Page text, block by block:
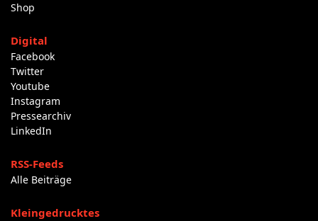
Shop
Digital
Facebook
Twitter
Youtube
Instagram
Pressearchiv
LinkedIn
RSS-Feeds
Alle Beiträge
Kleingedrucktes